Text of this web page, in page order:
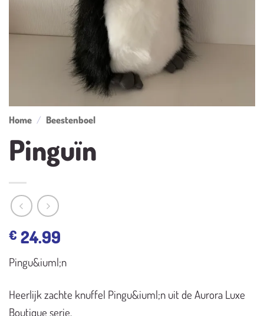
Home / Beestenboel
Pinguïn
€ 24.99
Pingu&iuml;n
Heerlijk zachte knuffel Pingu&iuml;n uit de Aurora Luxe
Boutique serie.